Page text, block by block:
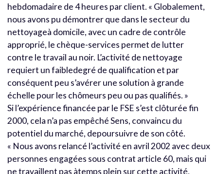
hebdomadaire de 4 heures par client. « Globalement,
nous avons pu démontrer que dans le secteur du
nettoyageà domicile, avec un cadre de contrôle
approprié, le chèque-services permet de lutter
contre le travail au noir. L’activité de nettoyage
requiert un faibledegré de qualification et par
conséquent peu s’avérer une solution à grande
échelle pour les chômeurs peu ou pas qualifiés. »
Si l’expérience financée par le FSE s’est clôturée fin
2000, cela n’a pas empêché Sens, convaincu du
potentiel du marché, depoursuivre de son côté.
« Nous avons relancé l’activité en avril 2002 avec deux
personnes engagées sous contrat article 60, mais qui
ne travaillent pas àtemps plein sur cette activité,